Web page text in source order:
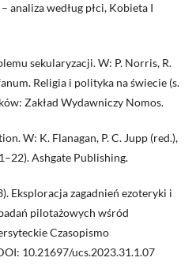
analiza według płci, Kobieta I
sekularyzacji. W: P. Norris, R.
Religia i polityka na świecie (s.
Zakład Wydawniczy Nomos.
W: K. Flanagan, P. C. Jupp (red.),
Ashgate Publishing.
Eksploracja zagadnień ezoteryki i
pilotażowych wśród
Czasopismo
10.21697/ucs.2023.31.1.07